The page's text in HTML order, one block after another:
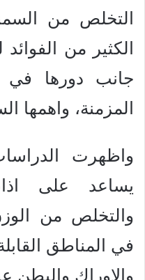
التخلص من
الكثير من
جانب دورها في
المزمنة، واهمها
واظهرت
يساعد على
والتخلص من
في المناطق
والاوراك والبطن